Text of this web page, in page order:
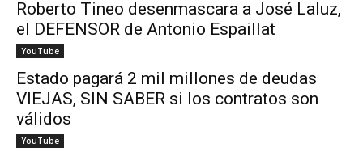
Roberto Tineo desenmascara a José Laluz,
el DEFENSOR de Antonio Espaillat
YouTube
Estado pagará 2 mil millones de deudas
VIEJAS, SIN SABER si los contratos son
válidos
YouTube